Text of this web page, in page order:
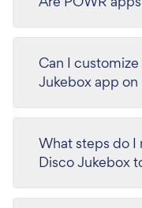
Can I
Jukebox app
What steps do
Disco Jukebox